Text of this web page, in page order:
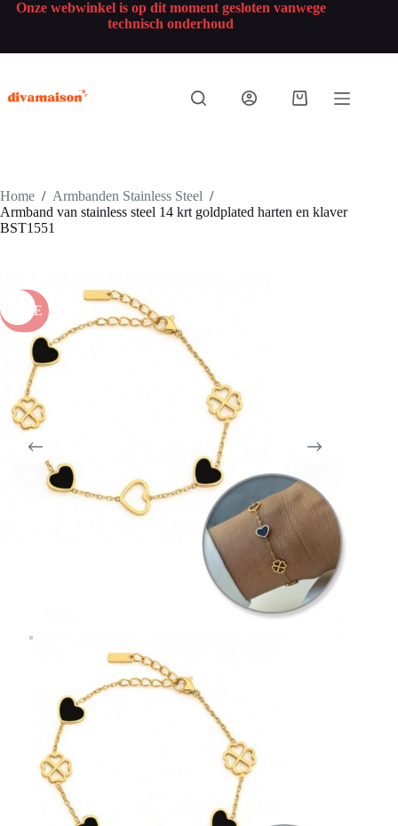
Onze webwinkel is op dit moment gesloten vanwege
technisch onderhoud
Home / Armbanden Stainless Steel /
Armband van stainless steel 14 krt goldplated harten en klaver
BST1551
SALE